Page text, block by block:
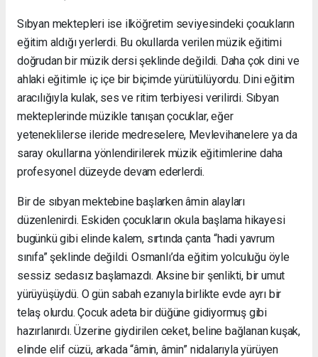
Sıbyan mektepleri ise ilköğretim seviyesindeki çocukların
eğitim aldığı yerlerdi. Bu okullarda verilen müzik eğitimi
doğrudan bir müzik dersi şeklinde değildi. Daha çok dini ve
ahlaki eğitimle iç içe bir biçimde yürütülüyordu. Dini eğitim
aracılığıyla kulak, ses ve ritim terbiyesi verilirdi. Sıbyan
mekteplerinde müzikle tanışan çocuklar, eğer
yeteneklilerse ileride medreselere, Mevlevihanelere ya da
saray okullarına yönlendirilerek müzik eğitimlerine daha
profesyonel düzeyde devam ederlerdi.
Bir de sıbyan mektebine başlarken âmin alayları
düzenlenirdi. Eskiden çocukların okula başlama hikayesi
bugünkü gibi elinde kalem, sırtında çanta “hadi yavrum
sınıfa” şeklinde değildi. Osmanlı’da eğitim yolculuğu öyle
sessiz sedasız başlamazdı. Aksine bir şenlikti, bir umut
yürüyüşüydü. O gün sabah ezanıyla birlikte evde ayrı bir
telaş olurdu. Çocuk adeta bir düğüne gidiyormuş gibi
hazırlanırdı. Üzerine giydirilen ceket, beline bağlanan kuşak,
elinde elif cüzü, arkada “âmin, âmin” nidalarıyla yürüyen